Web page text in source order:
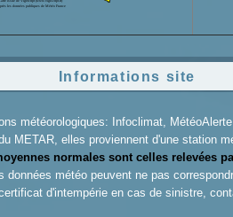
Informations site
météorologiques: Infoclimat,
METAR, elles proviennent d'une station
normales sont celles relevées
météo peuvent ne pas
d'intempérie en cas de sinistre,